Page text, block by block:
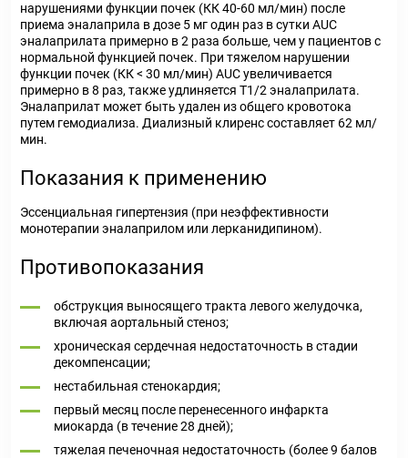
нарушениями функции почек (КК 40-60 мл/мин) после
приема эналаприла в дозе 5 мг один раз в сутки AUC
эналаприлата примерно в 2 раза больше, чем у пациентов с
нормальной функцией почек. При тяжелом нарушении
функции почек (КК < 30 мл/мин) AUC увеличивается
примерно в 8 раз, также удлиняется T1/2 эналаприлата.
Эналаприлат может быть удален из общего кровотока
путем гемодиализа. Диализный клиренс составляет 62 мл/
мин.
Показания к применению
Эссенциальная гипертензия (при неэффективности
монотерапии эналаприлом или лерканидипином).
Противопоказания
обструкция выносящего тракта левого желудочка,
включая аортальный стеноз;
хроническая сердечная недостаточность в стадии
декомпенсации;
нестабильная стенокардия;
первый месяц после перенесенного инфаркта
миокарда (в течение 28 дней);
тяжелая печеночная недостаточность (более 9 балов